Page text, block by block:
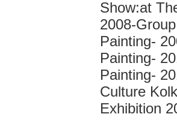
Show:at
2008-
Painting-
Painting-
Painting-
Culture
Exhibition